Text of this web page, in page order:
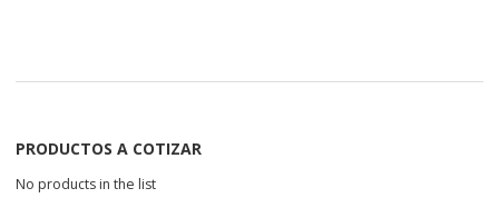
PRODUCTOS A COTIZAR
No products in the list